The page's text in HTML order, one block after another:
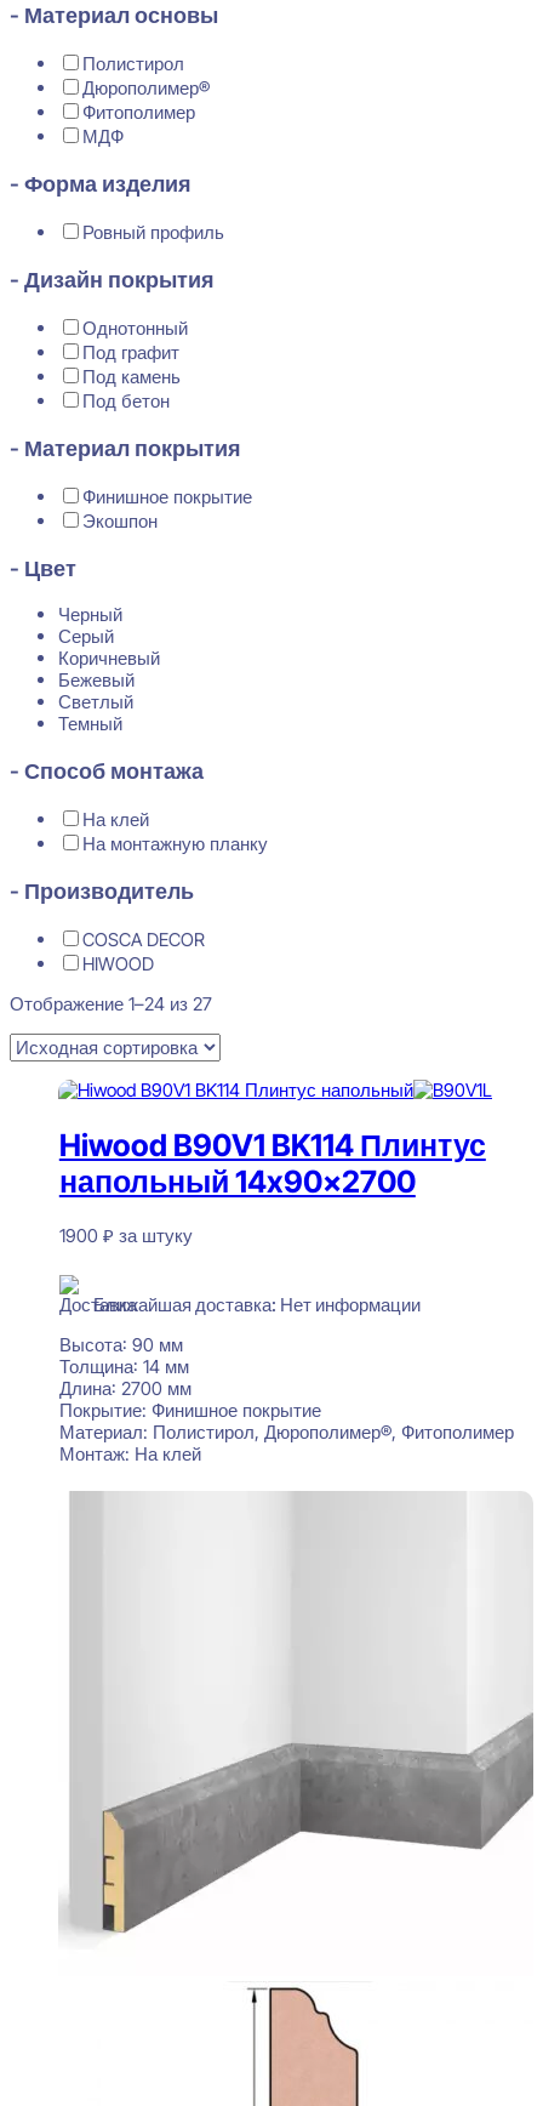
- Материал основы
Полистирол
Дюрополимер®
Фитополимер
МДФ
- Форма изделия
Ровный профиль
- Дизайн покрытия
Однотонный
Под графит
Под камень
Под бетон
- Материал покрытия
Финишное покрытие
Экошпон
- Цвет
Черный
Серый
Коричневый
Бежевый
Светлый
Темный
- Способ монтажа
На клей
На монтажную планку
- Производитель
COSCA DECOR
HIWOOD
Отображение 1–24 из 27
Hiwood B90V1 BK114 Плинтус
напольный 14x90x2700
1900 ₽ за штуку
Ближайшая доставка: Нет информации
Высота: 90 мм
Толщина: 14 мм
Длина: 2700 мм
Покрытие: Финишное покрытие
Материал: Полистирол, Дюрополимер®, Фитополимер
Монтаж: На клей